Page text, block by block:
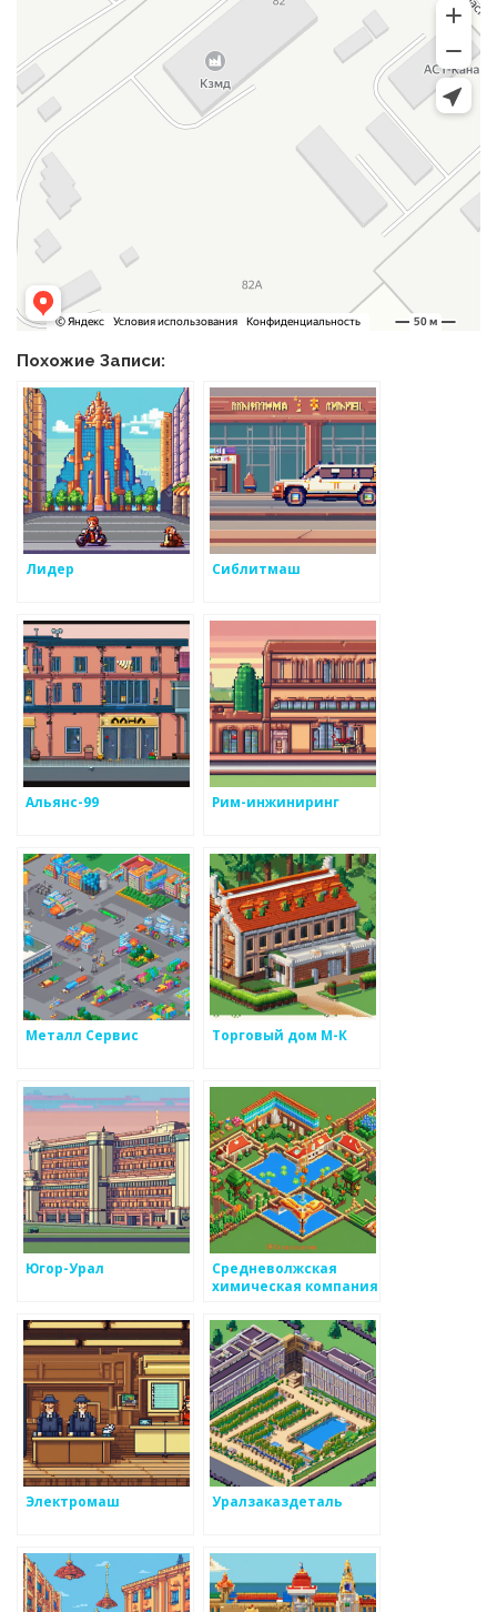
Похожие Записи:
Лидер Сиблитмаш
Альянс-99 Рим-инжиниринг
Металл Сервис Торговый дом М-К
Югор-Урал
Средневолжская
химическая компания
Электромаш Уралзаказдеталь